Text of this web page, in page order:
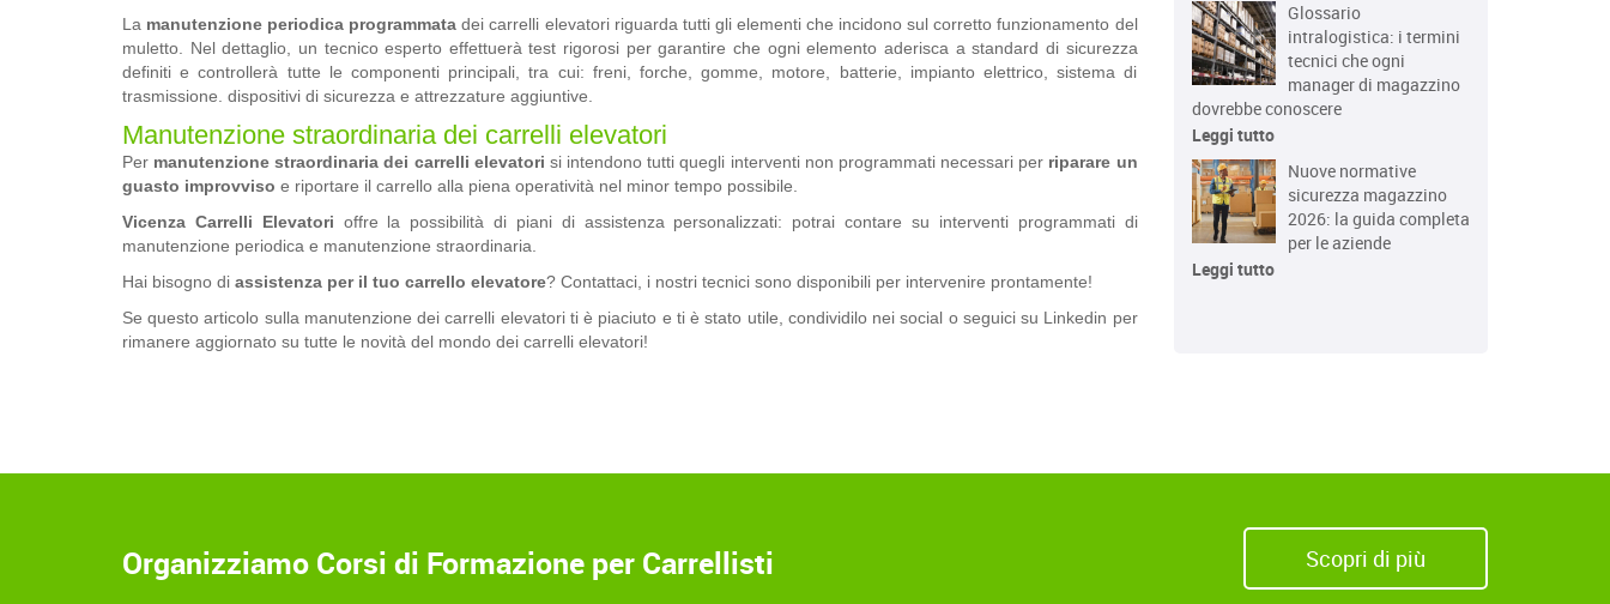
La manutenzione periodica programmata dei carrelli elevatori riguarda tutti gli elementi che incidono sul corretto funzionamento del
muletto. Nel dettaglio, un tecnico esperto effettuerà test rigorosi per garantire che ogni elemento aderisca a standard di sicurezza
definiti e controllerà tutte le componenti principali, tra cui: freni, forche, gomme, motore, batterie, impianto elettrico, sistema di
trasmissione. dispositivi di sicurezza e attrezzature aggiuntive.
Manutenzione straordinaria dei carrelli elevatori
Per manutenzione straordinaria dei carrelli elevatori si intendono tutti quegli interventi non programmati necessari per riparare un
guasto improvviso e riportare il carrello alla piena operatività nel minor tempo possibile.
Vicenza Carrelli Elevatori offre la possibilità di piani di assistenza personalizzati: potrai contare su interventi programmati di
manutenzione periodica e manutenzione straordinaria.
Hai bisogno di assistenza per il tuo carrello elevatore? Contattaci, i nostri tecnici sono disponibili per intervenire prontamente!
Se questo articolo sulla manutenzione dei carrelli elevatori ti è piaciuto e ti è stato utile, condividilo nei social o seguici su Linkedin per
rimanere aggiornato su tutte le novità del mondo dei carrelli elevatori!
Glossario
intralogistica: i termini
tecnici che ogni
manager di magazzino
dovrebbe conoscere
Leggi tutto
Nuove normative
sicurezza magazzino
2026: la guida completa
per le aziende
Leggi tutto
Organizziamo Corsi di Formazione per Carrellisti Scopri di più